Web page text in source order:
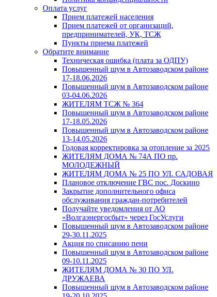
Оплата услуг
Прием платежей населения
Прием платежей от организаций,
предпринимателей, УК, ТСЖ
Пункты приема платежей
Обратите внимание
Техническая ошибка (плата за ОДПУ)
Повышенный шум в Автозаводском районе
17-18.06.2026
Повышенный шум в Автозаводском районе
03-04.06.2026
ЖИТЕЛЯМ ТСЖ № 364
Повышенный шум в Автозаводском районе
17-18.05.2026
Повышенный шум в Автозаводском районе
13-14.05.2026
Годовая корректировка за отопление за 2025
ЖИТЕЛЯМ ДОМА № 74А ПО пр.
МОЛОДЕЖНЫЙ
ЖИТЕЛЯМ ДОМА № 25 ПО УЛ. САДОВАЯ
Плановое отключение ГВС пос. Доскино
Закрытие дополнительного офиса
обслуживания граждан-потребителей
Получайте уведомления от АО
«Волгаэнергосбыт» через ГосУслуги
Повышенный шум в Автозаводском районе
29-30.11.2025
Акция по списанию пени
Повышенный шум в Автозаводском районе
09-10.11.2025
ЖИТЕЛЯМ ДОМА № 30 ПО УЛ.
ДРУЖАЕВА
Повышенный шум в Автозаводском районе